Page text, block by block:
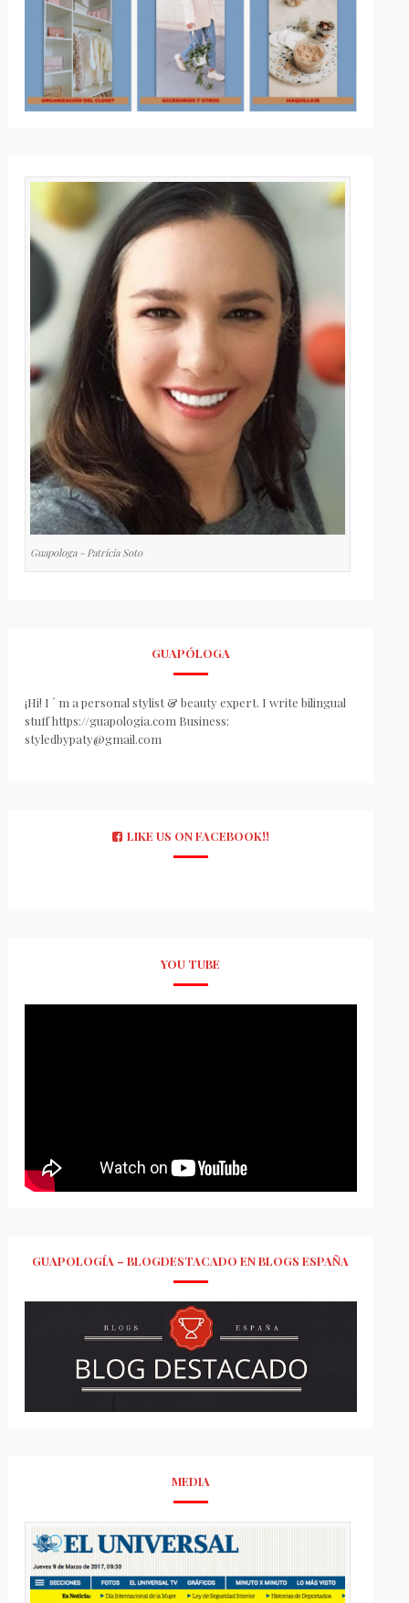
Guapologa - Patricia Soto
GUAPÓLOGA
¡Hi! I ´ m a personal stylist & beauty expert. I write bilingual
stuff https://guapologia.com Business:
styledbypaty@gmail.com
LIKE US ON FACEBOOK!!
YOU TUBE
GUAPOLOGÍA – BLOGDESTACADO EN BLOGS ESPAÑA
MEDIA